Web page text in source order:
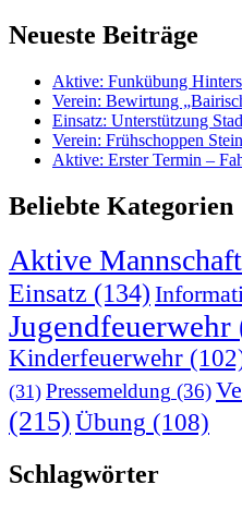
Neueste Beiträge
Aktive: Funkübung
Verein: Bewirtung
Einsatz: Unterstützung
Verein: Frühschoppen
Aktive: Erster Termin –
Beliebte Kategorien
Aktive Mannschaft
Einsatz (134)
Jugendfeuerwehr
Kinderfeuerwehr
(31) Pressemeldung (36)
(215)Übung (108)
Schlagwörter